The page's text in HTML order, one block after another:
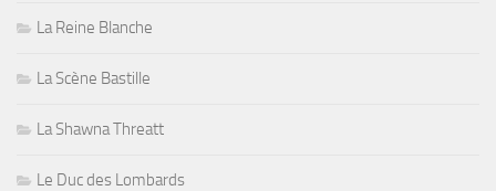
La Reine Blanche
La Scène Bastille
La Shawna Threatt
Le Duc des Lombards